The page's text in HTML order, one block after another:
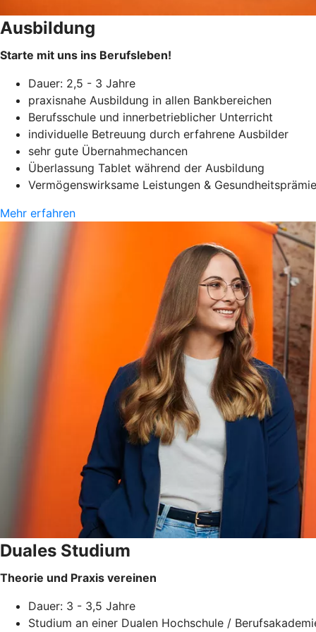
Ausbildung
Starte mit uns ins Berufsleben!
Dauer: 2,5 - 3 Jahre
praxisnahe Ausbildung in allen Bankbereichen
Berufsschule und innerbetrieblicher Unterricht
individuelle Betreuung durch erfahrene Ausbilder
sehr gute Übernahmechancen
Überlassung Tablet während der Ausbildung
Vermögenswirksame Leistungen & Gesundheitsprämie
Mehr erfahren
Duales Studium
Theorie und Praxis vereinen
Dauer: 3 - 3,5 Jahre
Studium an einer Dualen Hochschule /